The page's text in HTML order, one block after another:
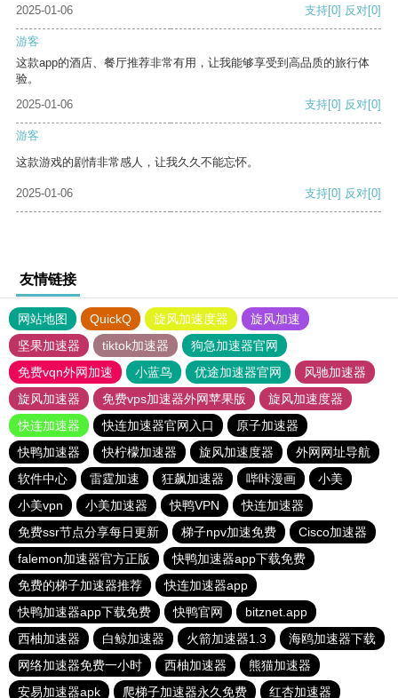
2025-01-06
支持[0] 反对[0]
游客
这款app的酒店、餐厅推荐非常有用，让我能够享受到高品质的旅行体
验。
2025-01-06
支持[0] 反对[0]
游客
这款游戏的剧情非常感人，让我久久不能忘怀。
2025-01-06 支持[0] 反对[0]
友情链接
网站地图 QuickQ 旋风加速度器
旋风加速
坚果加速器
tiktok加速器
狗急加速器官网
免费vqn外网加速
小蓝鸟 优途加速器官网
风驰加速器
旋风加速器
免费vps加速器外网苹果版
旋风加速度器
快连加速器
快连加速器官网入口
原子加速器
快鸭加速器
快柠檬加速器 旋风加速度器
外网网址导航
软件中心
雷霆加速 狂飙加速器 哔咔漫画
小美
小美vpn
小美加速器 快鸭VPN
快连加速器
免费ssr节点分享每日更新
梯子npv加速免费
Cisco加速器
falemon加速器官方正版
快鸭加速器app下载免费
免费的梯子加速器推荐
快连加速器app
快鸭加速器app下载免费
快鸭官网
bitznet.app
西柚加速器
白鲸加速器 火箭加速器1.3
海鸥加速器下载
网络加速器免费一小时
西柚加速器
熊猫加速器
安易加速器apk
爬梯子加速器永久免费 红杏加速器